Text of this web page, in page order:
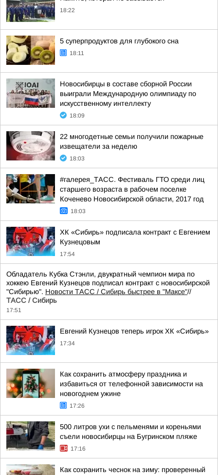
18:22
5 суперпродуктов для глубокого сна
18:11
Новосибирцы в составе сборной России
выиграли Международную олимпиаду по
искусственному интеллекту
18:09
22 многодетные семьи получили пожарные
извещатели за неделю
18:03
#галерея_ТАСС. Фестиваль ГТО среди лиц
старшего возраста в рабочем поселке
Коченево Новосибирской области, 2017 год
18:03
ХК «Сибирь» подписала контракт с Евгением
Кузнецовым
17:54
Обладатель Кубка Стэнли, двукратный чемпион мира по
хоккею Евгений Кузнецов подписал контракт с новосибирской
"Сибирью". Новости ТАСС / Сибирь быстрее в "Mаксе"//
ТАСС / Сибирь
17:51
Евгений Кузнецов теперь игрок ХК «Сибирь»
17:34
Как сохранить атмосферу праздника и
избавиться от телефонной зависимости на
новогоднем ужине
17:26
500 литров ухи с пельменями и кореньями
съели новосибирцы на Бугринском пляже
17:16
Как сохранить чеснок на зиму: проверенный